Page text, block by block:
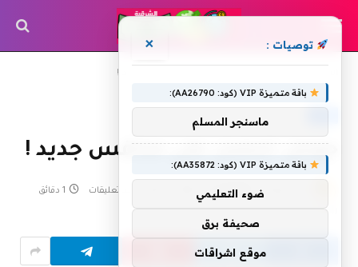
جوجل تحصل على منافس جديد !
جوجل تحصل على منافس جديد !
shrgiah 6 يناير، 2015 لا توجد تعليقات 1 دقائق
توصيات : ×
باقة متميزة VIP (كود: AA26790):
ماسنجر المسلم
باقة متميزة VIP (كود: AA35872):
ضوء التعليمي
صحيفة برق
موقع اشراقات